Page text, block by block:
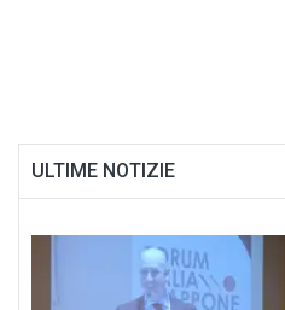
ULTIME NOTIZIE